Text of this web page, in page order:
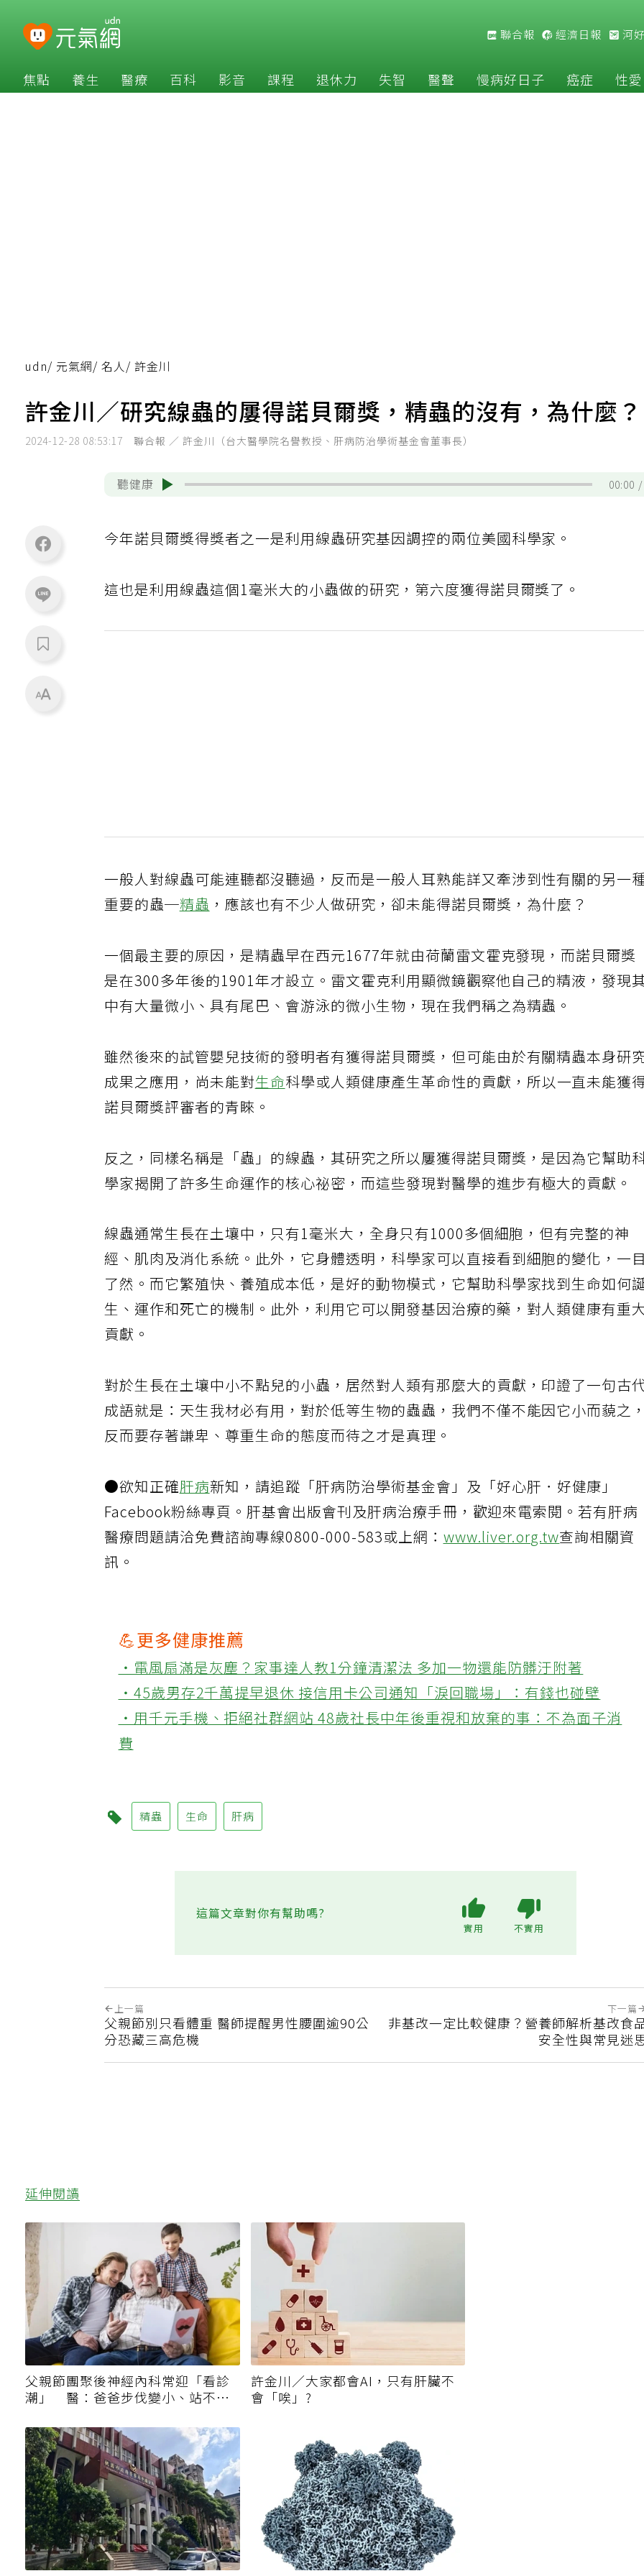
聯合報 經濟日報 河
焦點 養生 醫療 百科 影音 課程 退休力 失智 醫聲 慢病好日子 癌症 性愛
udn/ 元氣網/ 名人/ 許金川
許金川／研究線蟲的屢得諾貝爾獎，精蟲的沒有，為什麼？
2024-12-28 08:53:17 聯合報 ／ 許金川（台大醫學院名譽教授、肝病防治學術基金會董事長）
聽健康 00:00 /
今年諾貝爾獎得獎者之一是利用線蟲研究基因調控的兩位美國科學家。
這也是利用線蟲這個1毫米大的小蟲做的研究，第六度獲得諾貝爾獎了。
一般人對線蟲可能連聽都沒聽過，反而是一般人耳熟能詳又牽涉到性有關的另一
重要的蟲─精蟲 ，應該也有不少人做研究，卻未能得諾貝爾獎，為什麼？
一個最主要的原因，是精蟲早在西元1677年就由荷蘭雷文霍克發現，而諾貝爾獎
是在300多年後的1901年才設立。雷文霍克利用顯微鏡觀察他自己的精液，發現
中有大量微小、具有尾巴、會游泳的微小生物，現在我們稱之為精蟲。
雖然後來的試管嬰兒技術的發明者有獲得諾貝爾獎，但可能由於有關精蟲本身研
成果之應用，尚未能對生命科學或人類健康產生革命性的貢獻，所以一直未能獲
諾貝爾獎評審者的青睞。
反之，同樣名稱是「蟲」的線蟲，其研究之所以屢獲得諾貝爾獎，是因為它幫助
學家揭開了許多生命運作的核心祕密，而這些發現對醫學的進步有極大的貢獻。
線蟲通常生長在土壤中，只有1毫米大，全身只有1000多個細胞，但有完整的神
經、肌肉及消化系統。此外，它身體透明，科學家可以直接看到細胞的變化，一目
了然。而它繁殖快、養殖成本低，是好的動物模式，它幫助科學家找到生命如何
生、運作和死亡的機制。此外，利用它可以開發基因治療的藥，對人類健康有重
貢獻。
對於生長在土壤中小不點兒的小蟲，居然對人類有那麼大的貢獻，印證了一句古
成語就是：天生我材必有用，對於低等生物的蟲蟲，我們不僅不能因它小而藐之，
反而要存著謙卑、尊重生命的態度而待之才是真理。
●欲知正確肝病新知，請追蹤「肝病防治學術基金會」及「好心肝．好健康」
Facebook粉絲專頁。肝基會出版會刊及肝病治療手冊，歡迎來電索閱。若有肝病
醫療問題請洽免費諮詢專線0800-000-583或上網：www.liver.org.tw查詢相關資
訊。
💪更多健康推薦
‧電風扇滿是灰塵？家事達人教1分鐘清潔法 多加一物還能防髒汙附著
‧45歲男存2千萬提早退休 接信用卡公司通知「淚回職場」：有錢也碰壁
‧用千元手機、拒絕社群網站 48歲社長中年後重視和放棄的事：不為面子消
費
精蟲 生命 肝病
這篇文章對你有幫助嗎?
實用 不實用
上一篇
父親節別只看體重 醫師提醒男性腰圍逾90公
分恐藏三高危機
下一篇
非基改一定比較健康？營養師解析基改食
安全性與常見迷
延伸閱讀
父親節團聚後神經內科常迎「看診
潮」 醫：爸爸步伐變小、站不起
來別只當老化
許金川／大家都會AI，只有肝臟不
會「唉」?